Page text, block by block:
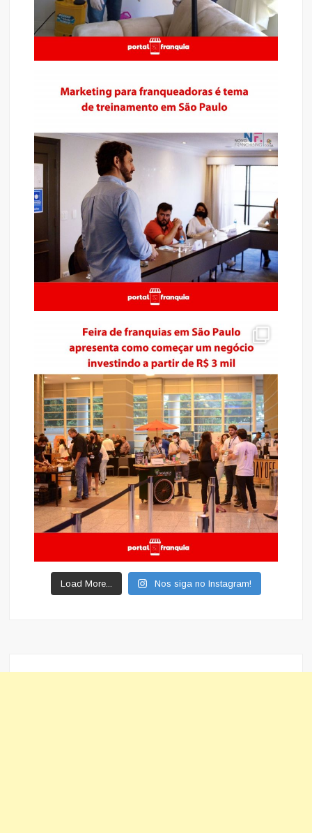
Load More... Nos siga no Instagram!